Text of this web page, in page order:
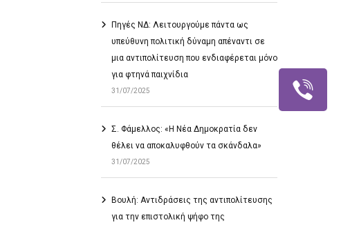
Πηγές ΝΔ: Λειτουργούμε πάντα ως
υπεύθυνη πολιτική δύναμη απέναντι σε
μια αντιπολίτευση που ενδιαφέρεται μόνο
για φτηνά παιχνίδια
31/07/2025
Σ. Φάμελλος: «Η Νέα Δημοκρατία δεν
θέλει να αποκαλυφθούν τα σκάνδαλα»
31/07/2025
Βουλή: Αντιδράσεις της αντιπολίτευσης
για την επιστολική ψήφο της